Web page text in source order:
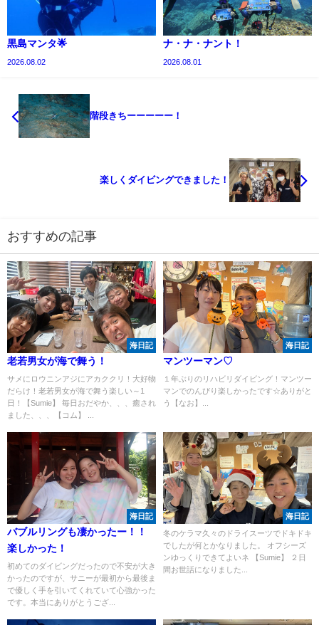
黒島マンタ🌟
2026.08.02
ナ・ナ・ナント！
2026.08.01
階段きちーーーーー！
楽しくダイビングできました！
おすすめの記事
海日記
老若男女が海で舞う！
サメにロウニンアジにアカククリ！大好物
だらけ！老若男女が海で舞う楽しい～1
日！【Sumie】 毎日おだやか、、、癒され
ました、、、【コム】 ...
海日記
マンツーマン♡
１年ぶりのリハビリダイビング！マンツー
マンでのんびり楽しかったです☆ありがと
う【なお】...
海日記
バブルリングも凄かったー！！
楽しかった！
初めてのダイビングだったので不安が大き
かったのですが、サニーが最初から最後ま
で優しく手を引いてくれていて心強かった
です。本当にありがとうござ...
海日記
冬のケラマ久々のドライスーツでドキドキ
でしたが何とかなりました。 オフシーズ
ンゆっくりできてよいネ 【Sumie】 ２日
間お世話になりました...